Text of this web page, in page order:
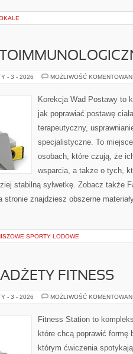
- 3 - 2026 MOŻLIWOŚĆ
Korekcja Wad Postawy to
jak poprawiać postawę
terapeutyczny,
specjalistyczne. To
osobach, które czują, że
wsparcia, a także o tych,
stabilną sylwetkę. Zobacz także
stronie znajdziesz obszerne
SPORTY LODOWE
FITNESS
- 3 - 2026 MOŻLIWOŚĆ
Fitness Station to
które chcą poprawić formę
którym ćwiczenia